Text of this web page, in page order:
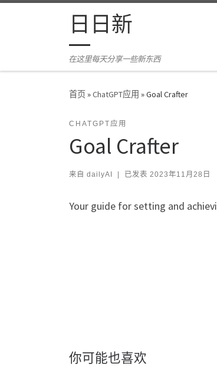
Skip to content日日新
在这里每天分享一些新东西
首页»ChatGPT应用 »Goal Crafter
CHATGPT应用
Goal Crafter
来自 dailyAI 已发表 2023年11月28日
Your guide for setting and
你可能也喜欢